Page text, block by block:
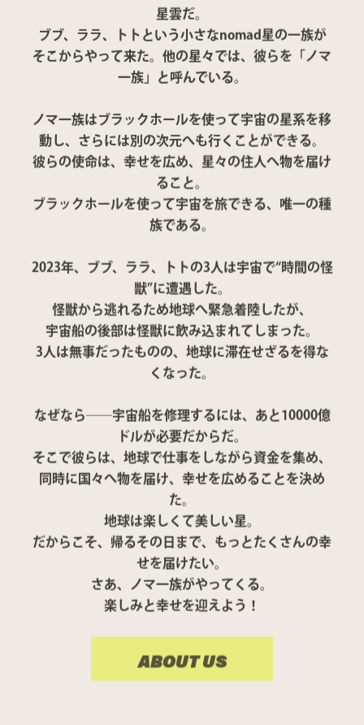
星雲だ。
ブブ、ララ、トトという小さなnomad星の一族が
そこからやって来た。他の星々では、彼らを「ノマ
一族」と呼んでいる。
ノマ一族はブラックホールを使って宇宙の星系を移
動し、さらには別の次元へも行くことができる。
彼らの使命は、幸せを広め、星々の住人へ物を届け
ること。
ブラックホールを使って宇宙を旅できる、唯一の種
族である。
2023年、ブブ、ララ、トトの3人は宇宙で“時間の怪
獣”に遭遇した。
怪獣から逃れるため地球へ緊急着陸したが、
宇宙船の後部は怪獣に飲み込まれてしまった。
3人は無事だったものの、地球に滞在せざるを得な
くなった。
なぜなら――宇宙船を修理するには、あと10000億
ドルが必要だからだ。
そこで彼らは、地球で仕事をしながら資金を集め、
同時に国々へ物を届け、幸せを広めることを決め
た。
地球は楽しくて美しい星。
だからこそ、帰るその日まで、もっとたくさんの幸
せを届けたい。
さあ、ノマ一族がやってくる。
楽しみと幸せを迎えよう！
ABOUT US